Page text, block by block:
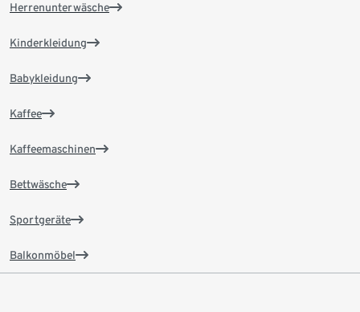
Herrenunterwäsche
Kinderkleidung
Babykleidung
Kaffee
Kaffeemaschinen
Bettwäsche
Sportgeräte
Balkonmöbel